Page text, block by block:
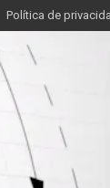
Política de